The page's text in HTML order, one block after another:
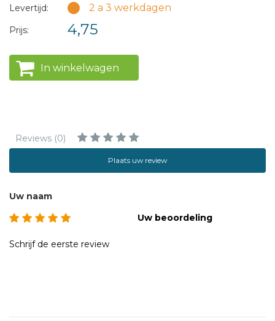
Levertijd: 2 a 3 werkdagen
Prijs: 4,75
In winkelwagen
Reviews (0)
Plaats uw review
Uw naam
Uw beoordeling
Schrijf de eerste review